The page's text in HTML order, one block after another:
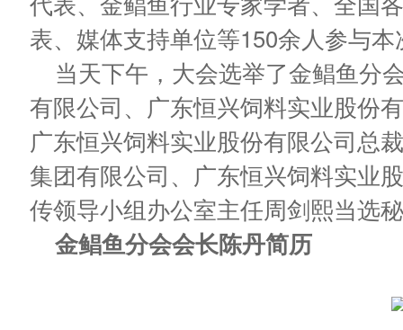
表、媒体支持单位等150余人参与
当天下午，大会选举了金鲳鱼分
有限公司、广东恒兴饲料实业股份
广东恒兴饲料实业股份有限公司总
集团有限公司、广东恒兴饲料实业
传领导小组办公室主任周剑熙当选
金鲳鱼分会会长陈丹简历